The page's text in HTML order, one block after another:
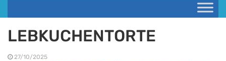
LEBKUCHENTORTE
27/10/2025